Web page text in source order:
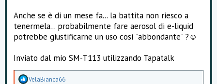
Anche se è di un mese fa... la battita non riesco a
tenermela... probabilmente fare aerosol di e-liquid
potrebbe giustificarne un uso così "abbondante" ?☺
Inviato dal mio SM-T113 utilizzando Tapatalk
A
VelaBianca66